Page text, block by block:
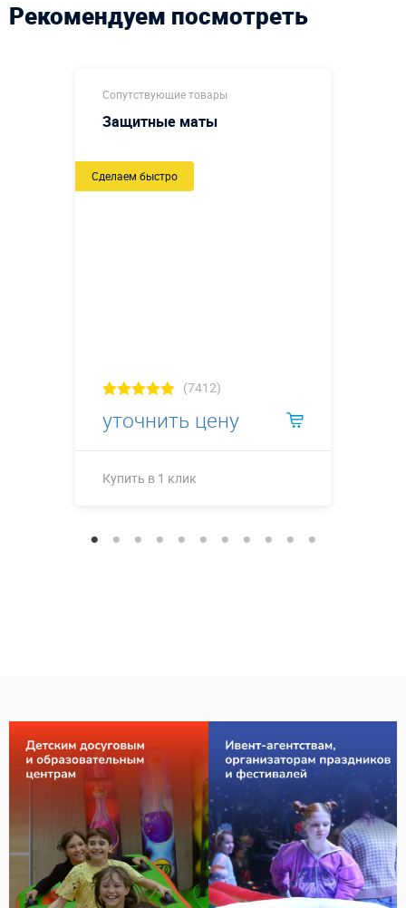
Рекомендуем посмотреть
Сопутствующие товары
Защитные маты
Сделаем быстро
(7412)
уточнить цену
Купить в 1 клик